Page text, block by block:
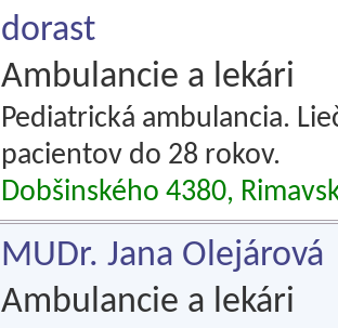
dorast
Ambulancie a lekári
Pediatrická ambulancia.
pacientov do 28 rokov.
Dobšinského 4380,
MUDr. Jana Olejárová
Ambulancie a lekári